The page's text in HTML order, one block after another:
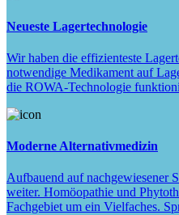
Neueste Lagertechnologie
Wir haben die effizienteste
notwendige Medikament auf
die ROWA-Technologie
Moderne Alternativmedizin
Aufbauend auf nachgewiesener
weiter. Homöopathie und
Fachgebiet um ein Vielfaches.